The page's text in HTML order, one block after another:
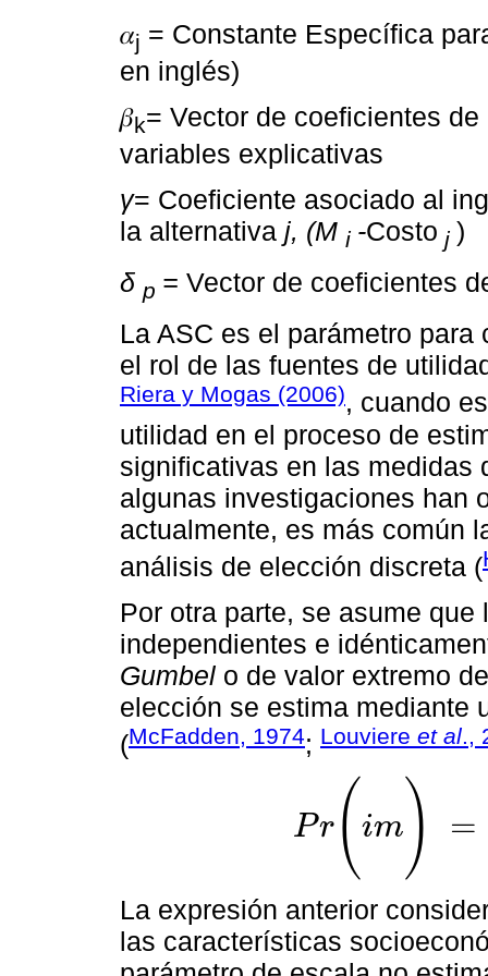
𝛼j = Constante Específica
en inglés)
𝛽k= Vector de coeficientes
variables explicativas
γ= Coeficiente asociado al
la alternativa j, (M i -Costo j )
δ p = Vector de coeficientes
La ASC es el parámetro
el rol de las fuentes de
Riera y Mogas (2006), cuando
utilidad en el proceso de
significativas en las medidas
algunas investigaciones han
actualmente, es más común
análisis de elección discreta (
Por otra parte, se asume
independientes e
Gumbel o de valor extremo
elección se estima mediante
(McFadden, 1974; Louviere et al.,
Pr( im ) =
Pr m = xp ωv ij( ij , Mi)∑
La expresión anterior
las características